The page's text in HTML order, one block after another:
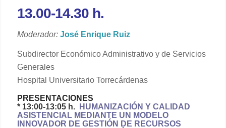
13.00-14.30 h.
Moderador: José Enrique Ruiz
Subdirector Económico Administrativo y de Servicios
Generales
Hospital Universitario Torrecárdenas
PRESENTACIONES
* 13:00-13:05 h.
HUMANIZACIÓN Y CALIDAD
ASISTENCIAL MEDIANTE UN MODELO
INNOVADOR DE GESTIÓN DE RECURSOS